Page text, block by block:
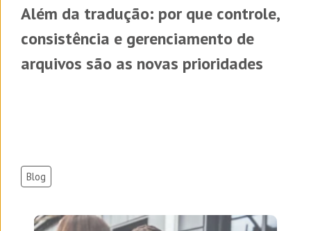
Além da tradução: por que controle,
consistência e gerenciamento de
arquivos são as novas prioridades
Blog